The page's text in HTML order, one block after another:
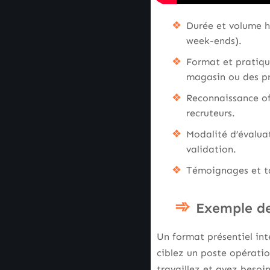
Durée et volume
week-ends).
Format et
magasin ou des
Reconnaissance
recruteurs.
Modalité
validation.
Témoignages et
Exemple
Un format présentiel
ciblez un poste